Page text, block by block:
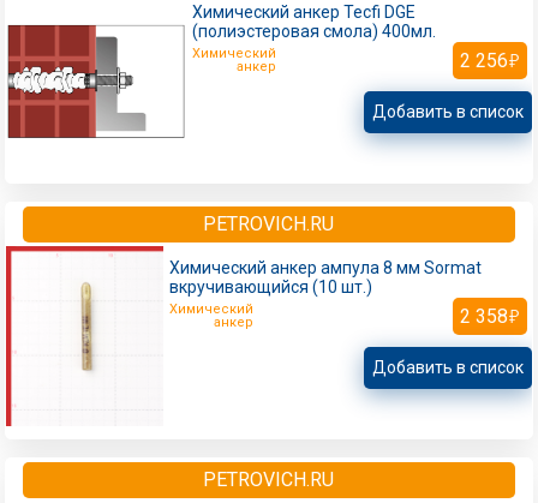
Химический анкер Tecfi DGE
(полиэстеровая смола) 400мл.
Химический
анкер
2 256
Добавить в список
PETROVICH.RU
Химический анкер ампула 8 мм Sormat
вкручивающийся (10 шт.)
Химический
анкер
2 358
Добавить в список
PETROVICH.RU